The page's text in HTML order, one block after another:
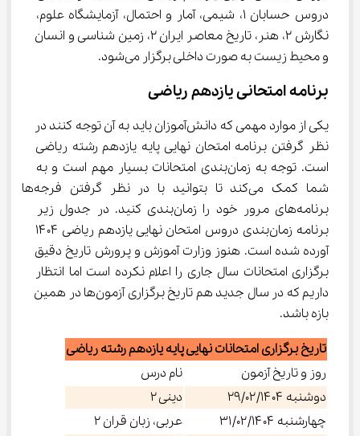
دروس حسابان ۱، شیمی، آمار و احتمال، آزمایشگاه علوم،
نگارش ۲، هنر، تاریخ معاصر ایران ۲، زمین شناسی و انسان
و محیط زیست به صورت داخلی برگزار می‌شود.
برنامه امتحانی یازدهم ریاضی
یکی از موارد مهمی که دانش‌آموزان باید به آن توجه کنند در
نظر گرفتن برنامه امتحان نهایی پایه یازدهم رشته ریاضی
است. توجه به زمان‌بندی امتحانات بسیار مهم است و به
شما کمک می‌کند تا بتوانید با در نظر گرفتن فرجه‌ها
برنامه‌های مرور خود را زمان‌بندی کنید. در جدول زیر
آورده شده است. هنوز وزارت آموزش و پرورش تاریخ دقیق
برگزاری امتحانات سال جاری را اعلام نکرده است اما انتظار
داریم که در سال جدید هم تاریخ برگزاری آزمون‌ها در همین
بازه باشد.
تاریخ برگزاری امتحانات نهایی پایه یازدهم رشته ریاضی
روز و تاریخ آزمون
نام درس
دوشنبه ۲۹/۰۲/۱۴۰۴
دینی ۲
چهارشنبه ۳۱/۰۲/۱۴۰۴
عربی، زبان قران ۲